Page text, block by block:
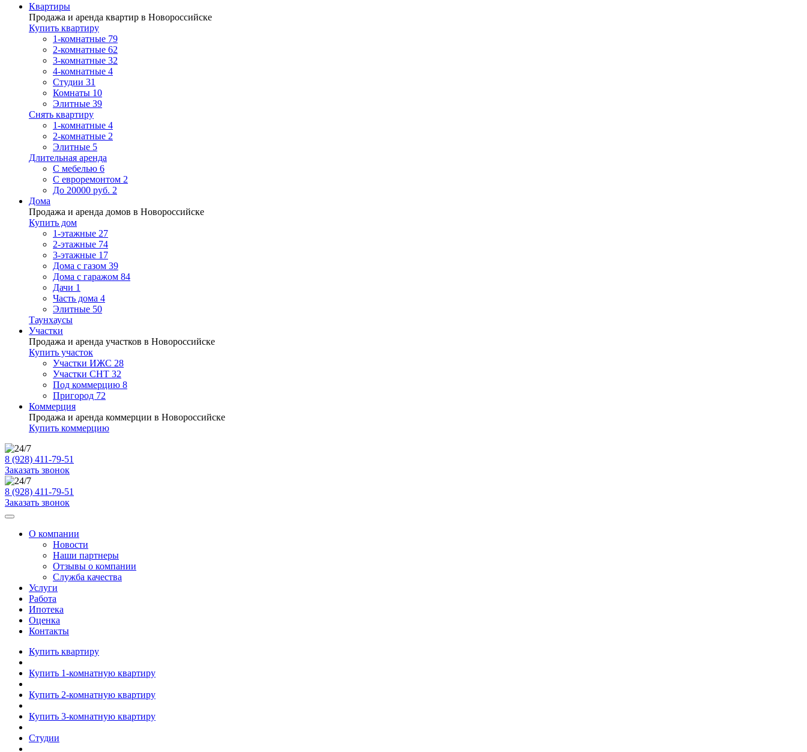
Квартиры
Продажа и аренда квартир в Новороссийске
Купить квартиру
1-комнатные 79
2-комнатные 62
3-комнатные 32
4-комнатные 4
Студии 31
Комнаты 10
Элитные 39
Снять квартиру
1-комнатные 4
2-комнатные 2
Элитные 5
Длительная аренда
С мебелью 6
С евроремонтом 2
До 20000 руб. 2
Дома
Продажа и аренда домов в Новороссийске
Купить дом
1-этажные 27
2-этажные 74
3-этажные 17
Дома с газом 39
Дома с гаражом 84
Дачи 1
Часть дома 4
Элитные 50
Таунхаусы
Участки
Продажа и аренда участков в Новороссийске
Купить участок
Участки ИЖС 28
Участки СНТ 32
Под коммерцию 8
Пригород 72
Коммерция
Продажа и аренда коммерции в Новороссийске
Купить коммерцию
8 (928) 411-79-51
Заказать звонок
8 (928) 411-79-51
Заказать звонок
О компании
Новости
Наши партнеры
Отзывы о компании
Служба качества
Услуги
Работа
Ипотека
Оценка
Контакты
Купить квартиру
Купить 1-комнатную квартиру
Купить 2-комнатную квартиру
Купить 3-комнатную квартиру
Студии